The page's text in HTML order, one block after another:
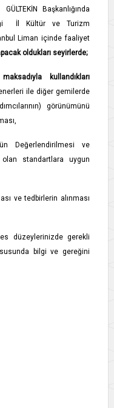
Başkanlığında
İl Kültür ve Turizm
Liman içinde faaliyet
oldukları seyirlerde;
kullandıkları
ile diğer gemilerde
görünümünü
Değerlendirilmesi ve
standartlara uygun
ve tedbirlerin alınması
düzeylerinizde gerekli
bilgi ve gereğini